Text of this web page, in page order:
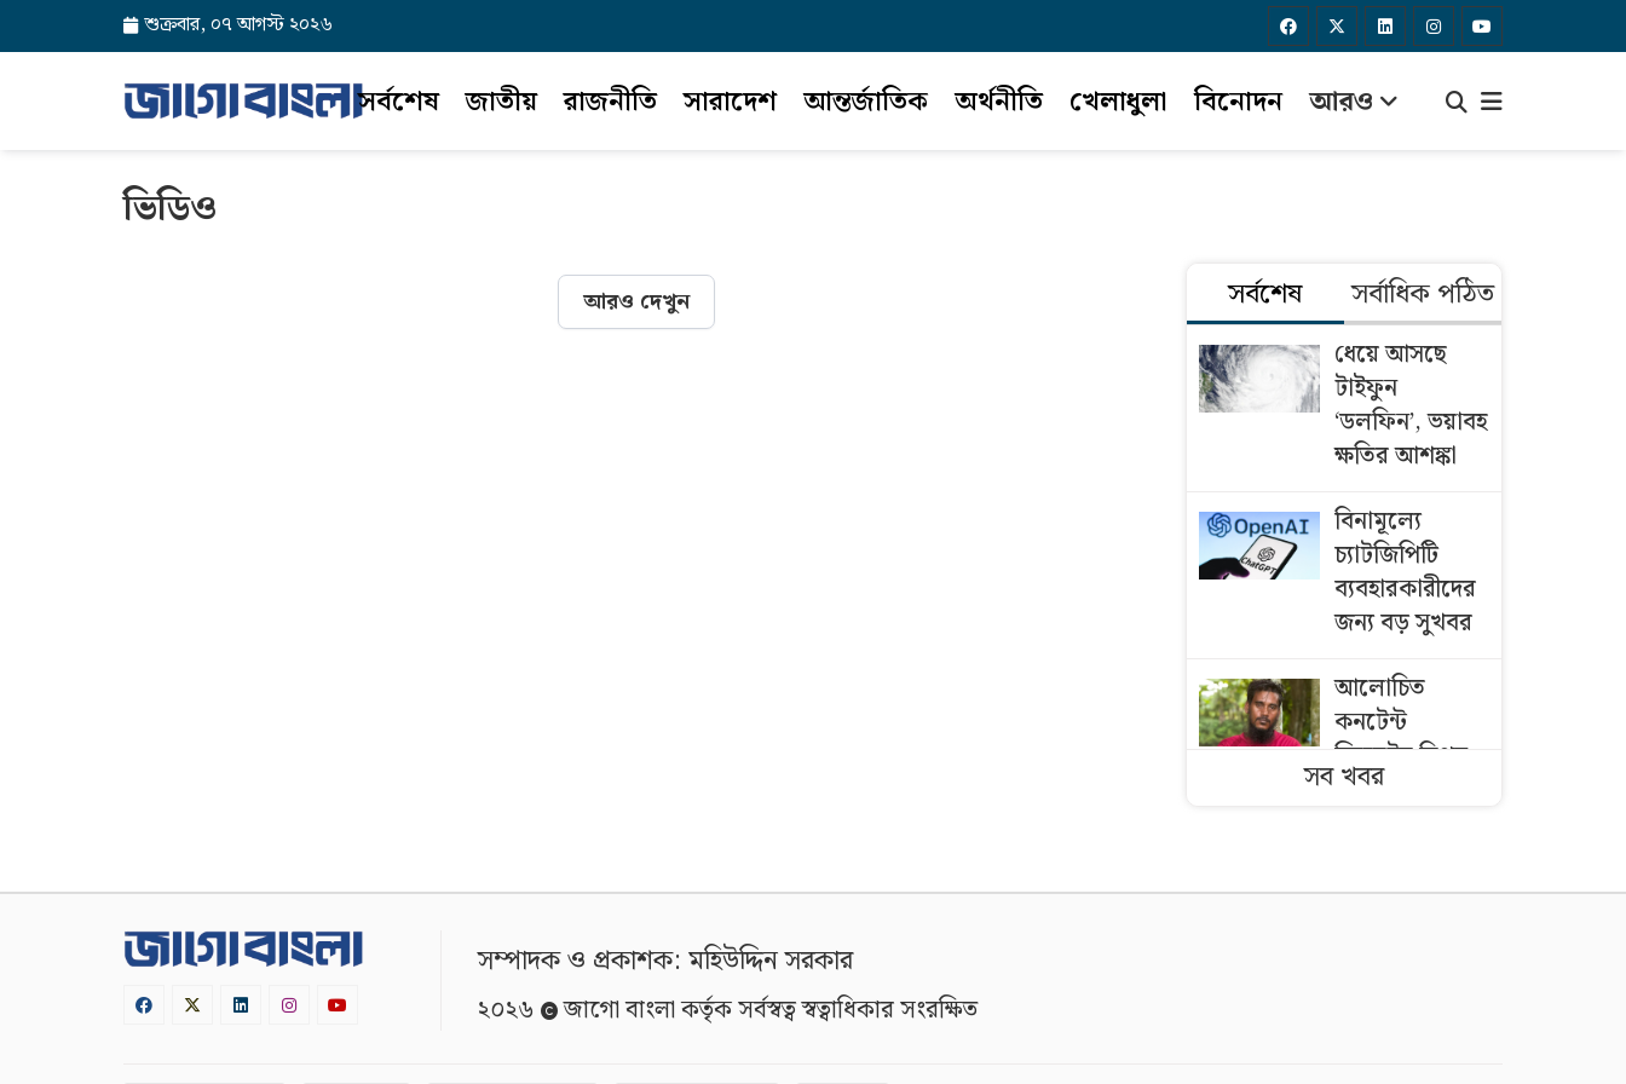
শুক্রবার, ০৭ আগস্ট ২০২৬
সর্বশেষ জাতীয় রাজনীতি সারাদেশ আন্তর্জাতিক অর্থনীতি খেলাধুলা বিনোদন আরও
ভিডিও
আরও দেখুন সর্বশেষ সর্বাধিক পঠিত
ধেয়ে আসছে
টাইফুন
‘ডলফিন’, ভয়াবহ
ক্ষতির আশঙ্কা
বিনামূল্যে
চ্যাটজিপিটি
ব্যবহারকারীদের
জন্য বড় সুখবর
আলোচিত
কনটেন্ট
ক্রিয়েটর রিপন
মিয়া গ্রেফতার
এমপিকে আইনি
সব খবর
সম্পাদক ও প্রকাশক: মহিউদ্দিন সরকার
২০২৬ জাগো বাংলা কর্তৃক সর্বস্বত্ব স্বত্বাধিকার সংরক্ষিত